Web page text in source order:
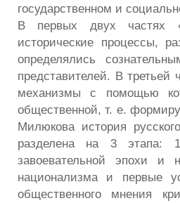
государственном и
В первых двух частях
исторические процессы,
определялись
представителей. В
механизмы с помощью
общественной, т. е.
Милюкова история
разделена на 3 этапа:
завоевательной эпохи и
национализма и первые
общественного мнения